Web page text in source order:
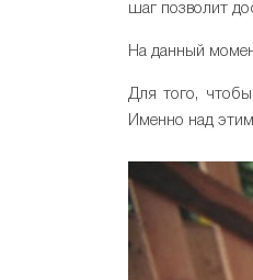
шаг позволит
На данный
Для того,
Именно над